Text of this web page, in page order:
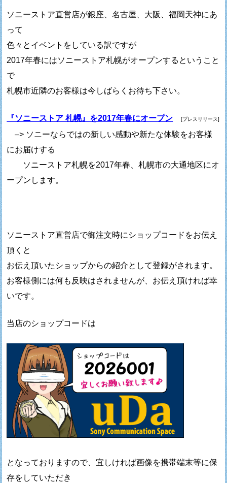
ソニーストア直営店が銀座、名古屋、大阪、福岡天神にあ
って
色々とイベントをしている訳ですが
2017年春にはソニーストア札幌がオープンするということ
で
札幌市近隣のお客様は今しばらくお待ち下さい。
『ソニーストア 札幌』を2017年春にオープン [プレスリリース]
–> ソニーならではの新しい感動や新たな体験をお客様
にお届けする
ソニーストア札幌を2017年春、札幌市の大通地区にオ
ープンします。
ソニーストア直営店で御注文時にショップコードをお伝え
頂くと
お伝え頂いたショップからの紹介として登録がされます。
お客様側には何も反映はされませんが、お伝え頂ければ幸
いです。
当店のショップコードは
となっておりますので、宜しければ画像を携帯端末等に保
存をしていただき